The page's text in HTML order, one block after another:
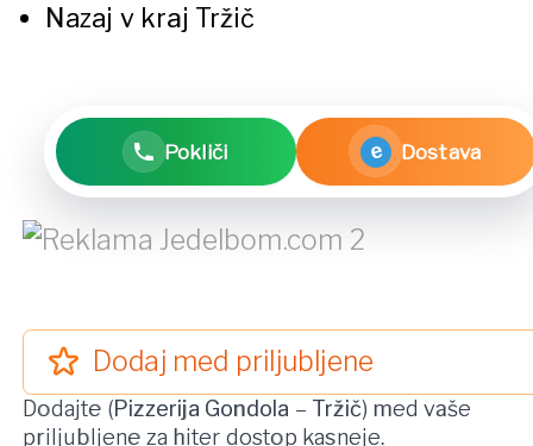
Nazaj v kraj Tržič
Pokliči e Dostava
Dodaj med priljubljene
Dodajte (Pizzerija Gondola – Tržič) med vaše
priljubljene za hiter dostop kasneje.